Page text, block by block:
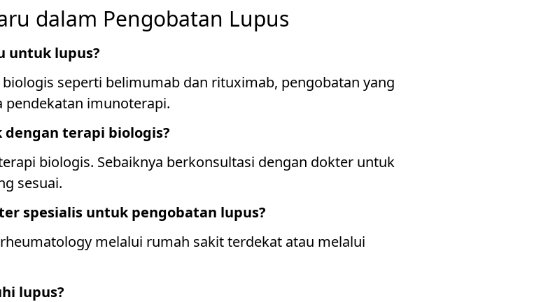
dalam Pengobatan Lupus
untuk lupus?
seperti belimumab dan rituximab, pengobatan yang
imunoterapi.
dengan terapi biologis?
biologis. Sebaiknya berkonsultasi dengan dokter untuk
sesuai.
spesialis untuk pengobatan lupus?
melalui rumah sakit terdekat atau melalui
lupus?